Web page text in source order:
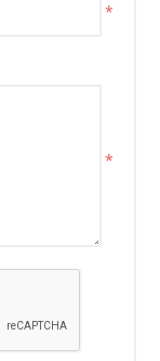
*
*